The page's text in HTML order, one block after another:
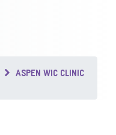
ASPEN WIC CLINIC